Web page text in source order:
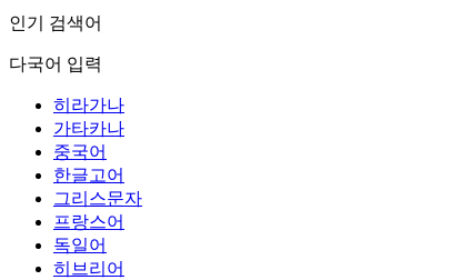
인기 검색어
다국어 입력
히라가나
가타카나
중국어
한글고어
그리스문자
프랑스어
독일어
히브리어